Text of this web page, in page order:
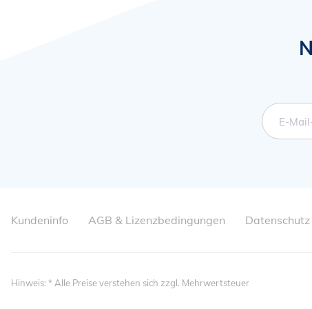
E-
Navigation
Kundeninfo AGB & Lizenzbedingungen Datenschutz
Hinweis: * Alle Preise verstehen sich zzgl. Mehrwertsteuer